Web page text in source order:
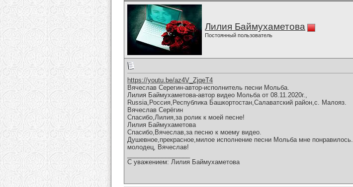
Лилия Баймухаметова
Постоянный пользователь
https://youtu.be/az4V_ZjqeT4
Вячеслав Серегин-автор-исполнитель песни Мольба.
Лилия Баймухаметова-автор видео Мольба от 08.11.2020г.,
Russia,Россия,Республика Башкортостан,Салаватский район,с. Малояз.
Вячеслав Серёгин
Спасибо,Лилия,за ролик к моей песне!
Лилия Баймухаметова
Спасибо,Вячеслав,за песню к моему видео.
Душевное,прекрасное,милое исполнение песни Мольба мне
молодец, Вячеслав!
С уважением: Лилия Баймухаметова